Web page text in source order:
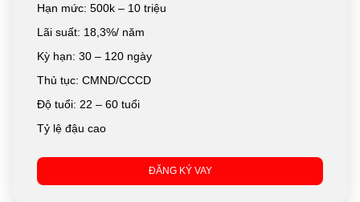
Hạn mức: 500k – 10 triệu
Lãi suất: 18,3%/ năm
Kỳ hạn: 30 – 120 ngày
Thủ tục: CMND/CCCD
Độ tuổi: 22 – 60 tuổi
Tỷ lệ đậu cao
ĐĂNG KÝ VAY